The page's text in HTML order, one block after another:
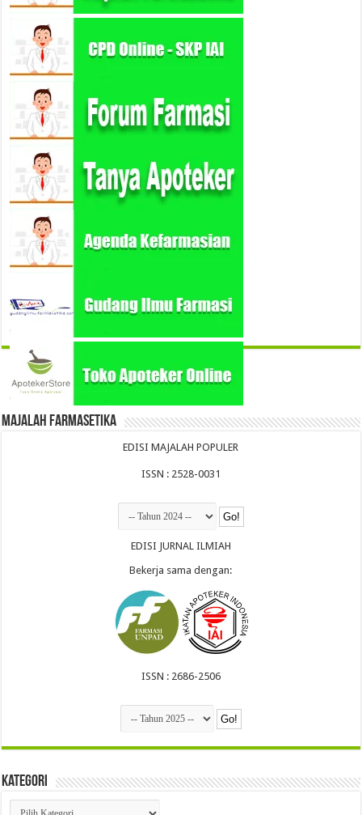
Majalah Farmasetika
EDISI MAJALAH POPULER
ISSN : 2528-0031
EDISI JURNAL ILMIAH
Bekerja sama dengan:
ISSN : 2686-2506
Kategori
Kategori